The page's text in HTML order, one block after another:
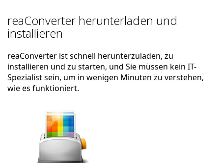
reaConverter herunterladen und
installieren
reaConverter ist schnell herunterzuladen, zu
installieren und zu starten, und Sie müssen kein IT-
Spezialist sein, um in wenigen Minuten zu verstehen,
wie es funktioniert.